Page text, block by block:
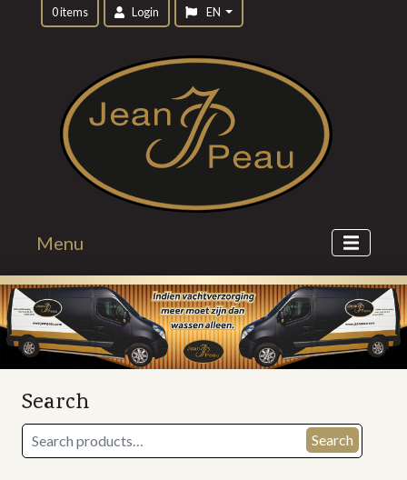
0 items Login EN
Menu
Search
Search
for:
Search